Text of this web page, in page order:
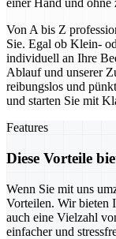
einer Hand und
Von A bis Z
Sie. Egal ob Klein-
individuell an Ihre
Ablauf und unserer
reibungslos und
und starten Sie mit
Features
Diese Vorteile
Wenn Sie mit uns
Vorteilen. Wir bieten
auch eine Vielzahl
einfacher und